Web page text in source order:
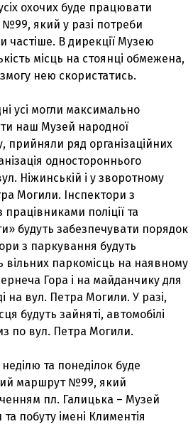
охочих буде працювати
який у разі потреби
частіше. В дирекції Музею
місць на стоянці обмежена,
нею скористатись.
усі могли максимально
наш Музей народної
прийняли ряд організаційних
одностороннього
Ніжинській і у зворотному
Могили. Інспектори з
поліції та
будуть забезпечувати порядок
з паркування будуть
вільних паркомісць на наявному
Гора і на майданчику для
на вул. Петра Могили. У разі,
будуть зайняті, автомобілі
по вул. Петра Могили.
та понеділок буде
маршрут №99, який
пл. Галицька – Музей
побуту імені Климентія